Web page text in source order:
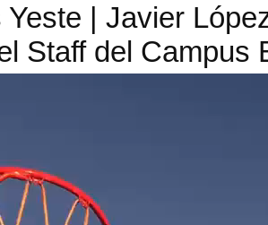
Yeste | Javier
Staff del Campus